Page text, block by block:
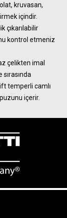
kruvasan,
içindir.
çıkarılabilir
kontrol etmeniz
çelikten imal
temperli camlı
içerir.